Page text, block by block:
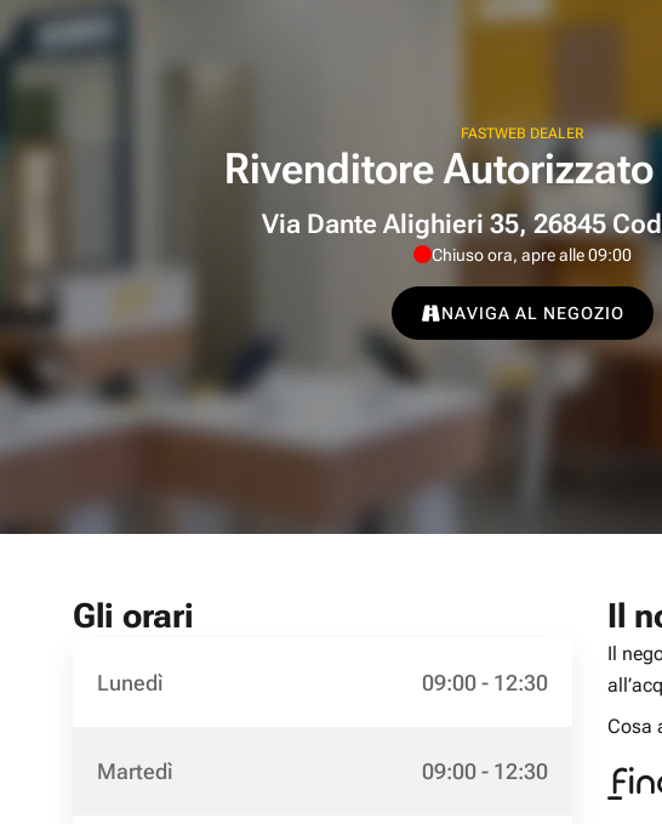
FASTWEB DEALER
Rivenditore
Via Dante Alighieri 35, 26845
Chiuso ora, apre alle 09:00
NAVIGA AL NEGOZIO
Gli orari
Lunedì 09:00 - 12:30
Martedì 09:00 - 12:30
Il
Il
Cosa